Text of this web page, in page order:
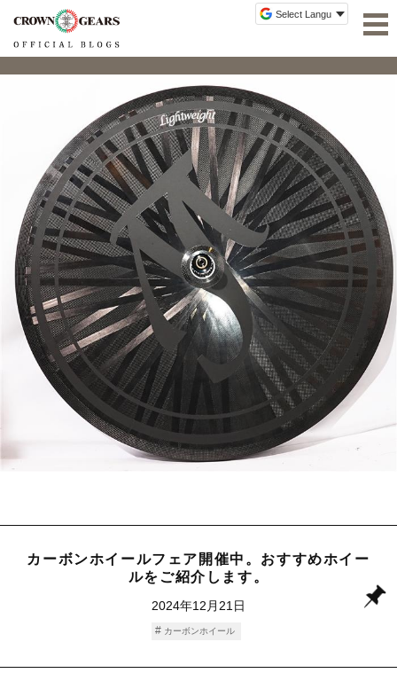
カーボンホイールフェア開催中。おすすめホイー
ルをご紹介します。
2024年12月21日
カーボンホイール